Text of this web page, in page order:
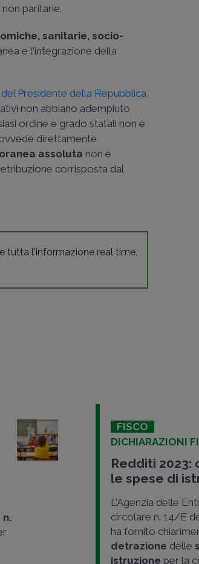
paritarie.
sanitarie, socio-
e l'integrazione della
Presidente della Repubblica
non abbiano adempiuto
ordine e grado statali non è
direttamente
assoluta non è
corrisposta dal
tutta l'informazione real time,
n.
FISCO
DICHIARAZIONI
Redditi 2023:
le spese di
L'Agenzia delle
circolare n. 14/E
ha fornito
detrazione delle
istruzione per la